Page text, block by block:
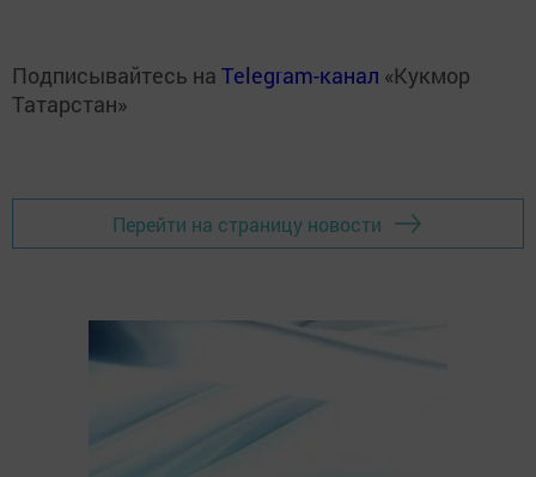
Подписывайтесь на Telegram-канал «Кукмор
Татарстан»
Перейти на страницу новости